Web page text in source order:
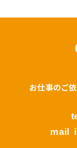
お仕事のご
mail